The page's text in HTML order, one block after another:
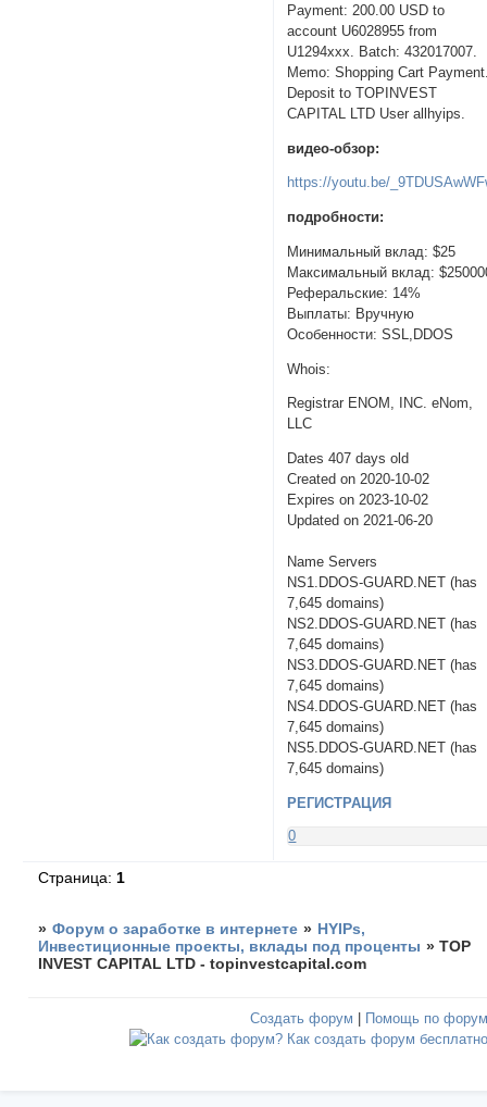
Payment: 200.00 USD to
account U6028955 from
U1294xxx. Batch: 432017007.
Memo: Shopping Cart
Deposit to TOPINVEST
CAPITAL LTD User allhyips.
видео-обзор:
https://youtu.be/
подробности:
Минимальный вклад: $25
Максимальный вклад:
Реферальские: 14%
Выплаты: Вручную
Особенности: SSL,DDOS
Whois:
Registrar ENOM, INC. eNom,
LLC
Dates 407 days old
Created on 2020-10-02
Expires on 2023-10-02
Updated on 2021-06-20
Name Servers
NS1.DDOS-GUARD.NET (has
7,645 domains)
NS2.DDOS-GUARD.NET (has
7,645 domains)
NS3.DDOS-GUARD.NET (has
7,645 domains)
NS4.DDOS-GUARD.NET (has
7,645 domains)
NS5.DDOS-GUARD.NET (has
7,645 domains)
РЕГИСТРАЦИЯ
0
Страница: 1
» Форум о заработке в интернете » HYIPs,
Инвестиционные проекты, вклады под проценты »TOP
INVEST CAPITAL LTD - topinvestcapital.com
Создать форум Помощь по